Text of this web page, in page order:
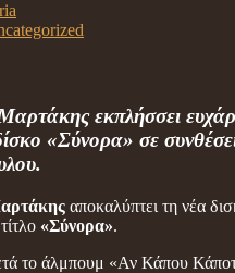
εκπλήσσει
«Σύνορα» σε
αποκαλύπτει τη νέα
«Σύνορα».
το άλμπουμ «Αν Κάπου